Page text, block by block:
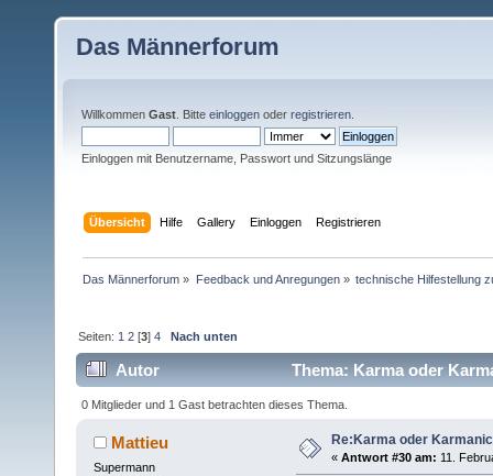
Das Männerforum
Willkommen Gast . Bitte einloggen oder registrieren
Einloggen mit Benutzername, Passwort und Sitzungslänge
Übersicht Hilfe Gallery Einloggen Registrieren
Das Männerforum » Feedback und Anregungen» technische Hilfestellung
Seiten: 1 2 [3]4 Nach unten
Autor Thema: Karma oder
0 Mitglieder und 1 Gast betrachten dieses Thema.
Mattieu
Supermann
Re:Karma oder
« Antwort #30 am: 11.